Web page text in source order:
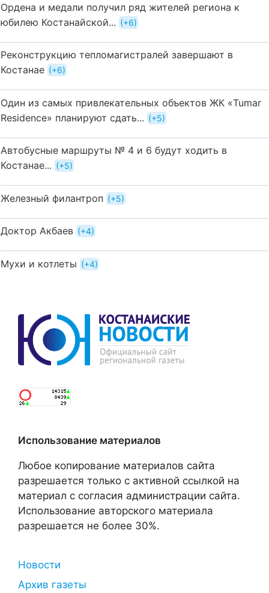
Ордена и медали получил ряд жителей региона к
юбилею Костанайской...
+6
Реконструкцию тепломагистралей завершают в
Костанае
+6
Один из самых привлекательных объектов ЖК «Tumar
Residence» планируют сдать...
+5
Автобусные маршруты № 4 и 6 будут ходить в
Костанае...
+5
Железный филантроп +5
Доктор Акбаев +4
Мухи и котлеты +4
Использование материалов
Любое копирование материалов сайта
разрешается только с активной ссылкой на
материал с согласия администрации сайта.
Использование авторского материала
разрешается не более 30%.
Новости
Архив газеты